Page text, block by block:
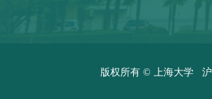
版权所有 © 上海大学